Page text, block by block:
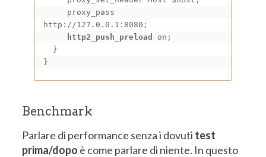
http://127.0.0.1:8080;
http2_push_preload
on;
}
Benchmark
Parlare di performance senza i dovuti test
prima/dopo è come parlare di niente. In questo